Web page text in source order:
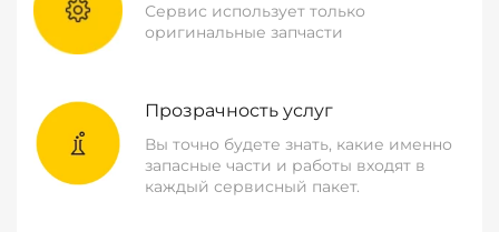
Сервис использует только
оригинальные запчасти
Прозрачность услуг
Вы точно будете знать, какие именно
запасные части и работы входят в
каждый сервисный пакет.